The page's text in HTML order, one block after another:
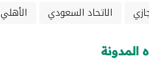
الاتحاد السعودي الأهلي